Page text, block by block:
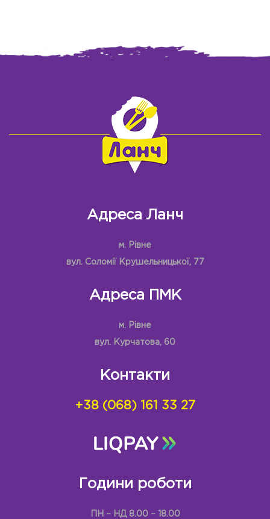
Адреса Ланч
м. Рівне
вул. Соломії Крушельницької, 77
Адреса ПМК
м. Рівне
вул. Курчатова, 60
Контакти
+38 (068) 161 33 27
Години роботи
ПН – НД 8.00 – 18.00